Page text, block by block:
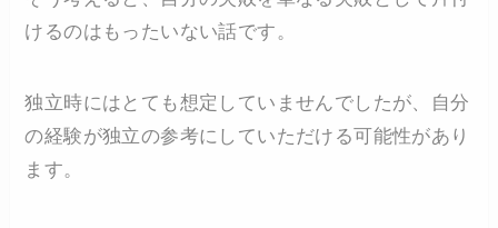
けるのはもったいない話です。
独立時にはとても想定していませんでしたが、自分
の経験が独立の参考にしていただける可能性があり
ます。